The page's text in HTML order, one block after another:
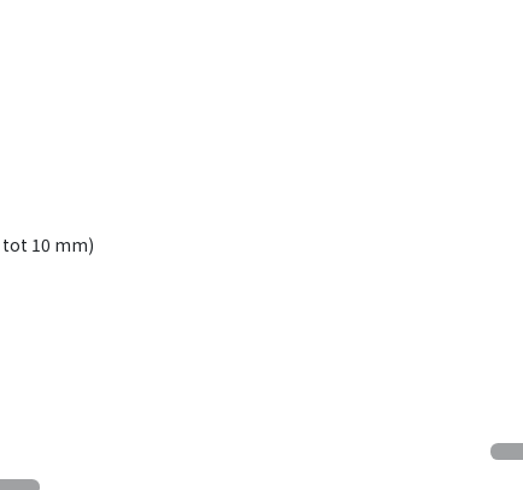
10 mm)